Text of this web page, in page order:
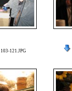
121.JPG